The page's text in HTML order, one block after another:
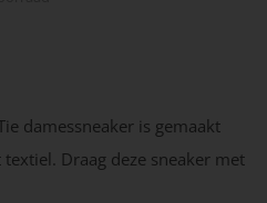
damessneaker is gemaakt
Draag deze sneaker met